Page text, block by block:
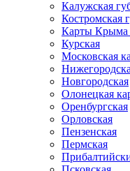
Калужская
Костромская
Карты Крыма
Курская
Московская
Новгородская
Олонецкая
Оренбургская
Орловская
Пензенская
Пермская